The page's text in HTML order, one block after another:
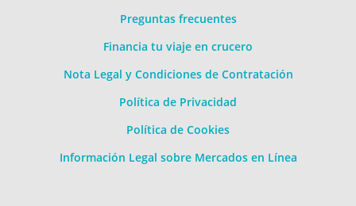
Preguntas frecuentes
Financia tu viaje en crucero
Nota Legal y Condiciones de Contratación
Política de Privacidad
Política de Cookies
Información Legal sobre Mercados en Línea